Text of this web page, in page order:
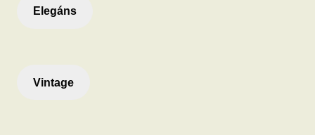
Elegáns
Vintage